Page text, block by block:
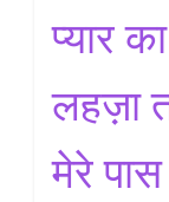
प्यार
लहज़ा
मेरे